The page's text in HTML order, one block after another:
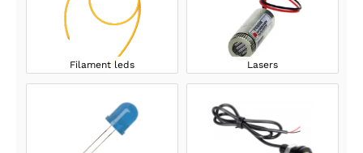
Filament leds Lasers